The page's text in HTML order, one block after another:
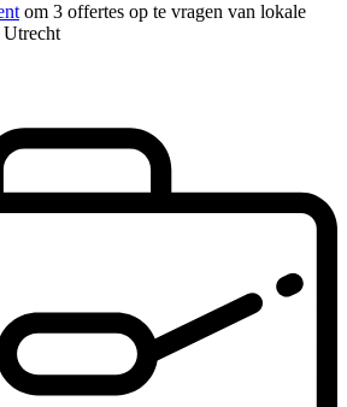
om 3 offertes op te vragen van lokale
Utrecht